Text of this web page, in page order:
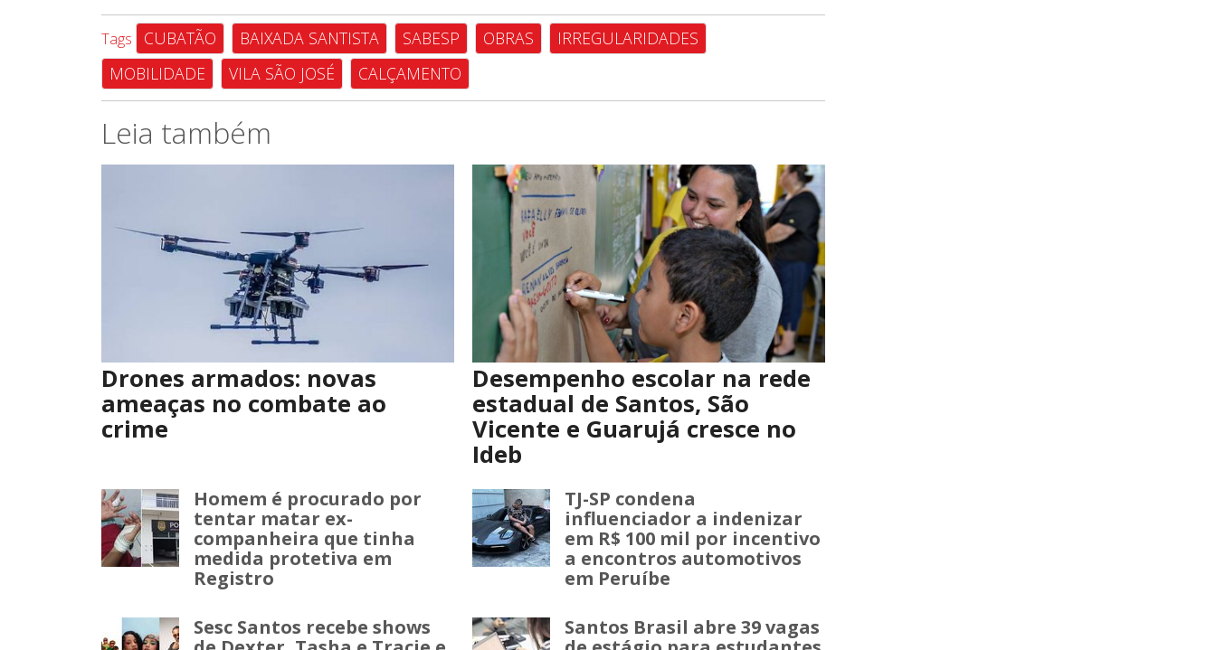
Tags CUBATÃO BAIXADA SANTISTA SABESP OBRAS
IRREGULARIDADES
MOBILIDADE
VILA SÃO JOSÉ CALÇAMENTO
Leia também
Drones armados: novas
ameaças no combate ao
crime
Desempenho escolar na rede
estadual de Santos, São
Vicente e Guarujá cresce no
Ideb
Homem é procurado por
tentar matar ex-
companheira que tinha
medida protetiva em
Registro
TJ-SP condena
influenciador a indenizar
em R$ 100 mil por incentivo
a encontros automotivos
em Peruíbe
Sesc Santos recebe shows
Santos Brasil abre 39 vagas